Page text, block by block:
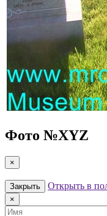
Фото №XYZ
×
Закрыть Открыть в
×
Имя